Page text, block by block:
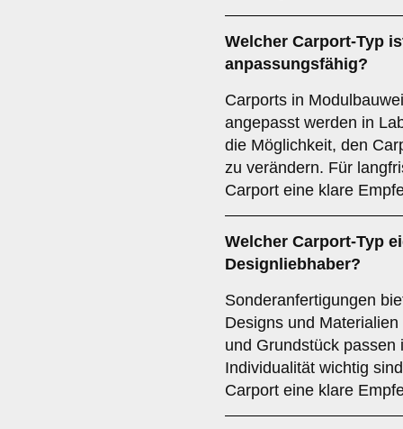
Welcher Carport-Typ
anpassungsfähig?
Carports in
angepasst werden in
die Möglichkeit, den
zu verändern. Für
Carport eine klare
Welcher Carport-Typ
Designliebhaber?
Sonderanfertigungen
Designs und
und Grundstück
Individualität wichtig
Carport eine klare